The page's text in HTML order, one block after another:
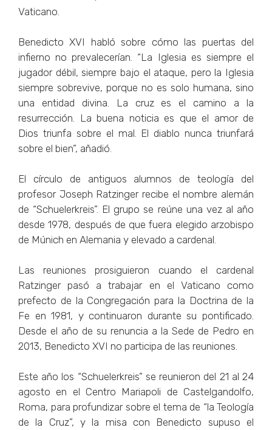
Vaticano.
Benedicto XVI habló sobre cómo las puertas del
infierno no prevalecerían. “La Iglesia es siempre el
jugador débil, siempre bajo el ataque, pero la Iglesia
siempre sobrevive, porque no es solo humana, sino
una entidad divina. La cruz es el camino a la
resurrección. La buena noticia es que el amor de
Dios triunfa sobre el mal. El diablo nunca triunfará
sobre el bien”, añadió.
El círculo de antiguos alumnos de teología del
profesor Joseph Ratzinger recibe el nombre alemán
de “Schuelerkreis”. El grupo se reúne una vez al año
desde 1978, después de que fuera elegido arzobispo
de Múnich en Alemania y elevado a cardenal.
Las reuniones prosiguieron cuando el cardenal
Ratzinger pasó a trabajar en el Vaticano como
prefecto de la Congregación para la Doctrina de la
Fe en 1981, y continuaron durante su pontificado.
Desde el año de su renuncia a la Sede de Pedro en
2013, Benedicto XVI no participa de las reuniones.
Este año los “Schuelerkreis” se reunieron del 21 al 24
agosto en el Centro Mariapoli de Castelgandolfo,
Roma, para profundizar sobre el tema de “la Teología
de la Cruz”, y la misa con Benedicto supuso el